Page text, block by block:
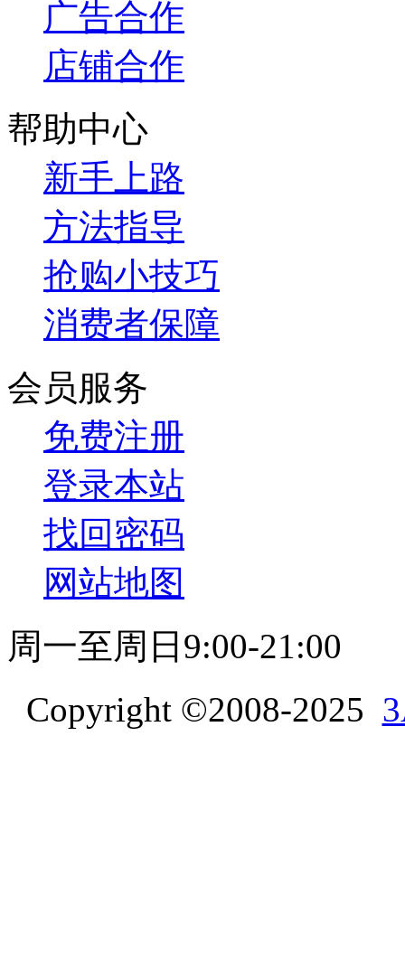
广告合作
店铺合作
帮助中心
新手上路
方法指导
抢购小技巧
消费者保障
会员服务
免费注册
登录本站
找回密码
网站地图
周一至周日9:00-21:00
Copyright ©2008-2025